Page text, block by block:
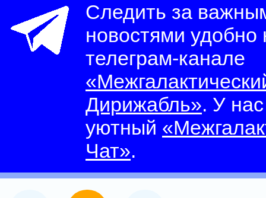
Следить за
новостями
телеграм-канале
Дирижабль». У
уютный
Чат».